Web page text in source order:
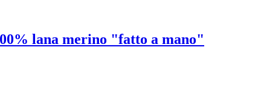
lana merino "fatto a mano"